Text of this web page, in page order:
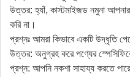
উত্তর: হ্যাঁ, কাস্টমাইজড নমুনা
করি না।
প্রশ্নঃ আমরা কিভাবে একটি উদ্ধৃতি
উত্তর: অনুগ্রহ করে পণ্যের
প্রশ্ন: আপনি নকশা সাহায্য করতে